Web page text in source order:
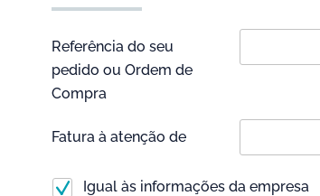
Referência do seu
pedido ou Ordem de
Compra
Fatura à atenção de
Igual às informações da empresa